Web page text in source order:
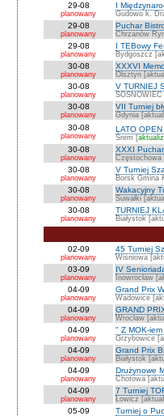
29-08
planowany
I
Gudowo k.
29-08
planowany
Puchar
Chrzanów
29-08
planowany
I TEBowy
Bydgoszcz
30-08
planowany
XXXVI
Olsztyn
30-08
planowany
V TURNIEJ
SOSNOWIEC
30-08
planowany
VII Turniej
Gdynia
30-08
planowany
LATO
Śrem [
30-08
planowany
XXXI
Częstochowa
30-08
planowany
V Turniej
Borsk Gmina
30-08
planowany
Wakacyjny
Suwałki
30-08
planowany
TURNIEJ
Białystok
02-09
planowany
45 Turniej
Wiśniowa
03-09
planowany
IV
Inowrocław
04-09
planowany
Grand Prix
Wadowice
04-09
planowany
GRAND
Wrocław
04-09
planowany
" Z MOK-
Grzybowice
04-09
planowany
Grand Prix
Białystok
04-09
planowany
Drużynowe
Chotowa
04-09
planowany
7 Turniej
Łowicz
05-09 Turniej o